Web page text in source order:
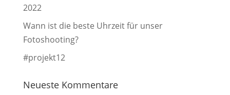
2022
Wann ist die beste Uhrzeit für unser
Fotoshooting?
#projekt12
Neueste Kommentare